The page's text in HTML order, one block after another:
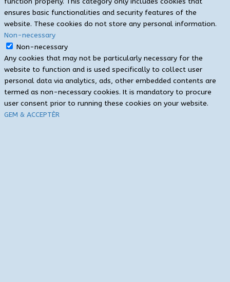
ensures basic functionalities and security features of the
website. These cookies do not store any personal information.
Non-necessary
Non-necessary
Any cookies that may not be particularly necessary for the
website to function and is used specifically to collect user
personal data via analytics, ads, other embedded contents are
termed as non-necessary cookies. It is mandatory to procure
user consent prior to running these cookies on your website.
GEM & ACCEPTÈR